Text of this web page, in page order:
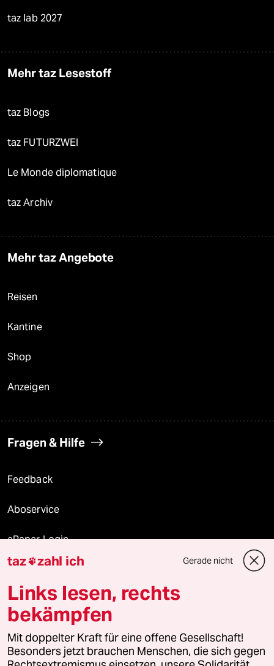
taz lab 2027
Mehr taz Lesestoff
taz Blogs
taz FUTURZWEI
Le Monde diplomatique
taz Archiv
Mehr taz Angebote
Reisen
Kantine
Shop
Anzeigen
Fragen & Hilfe
Feedback
Aboservice
ePaper Login
Downloads für Abonnierende
© 2026 taz Verlags und Vertriebs GmbH
Alle Rechte vorbehalten. Bei rechtlichen Fragen oder für Genehmigungen
wenden Sie sich bitte an
lizenzen@taz.de
taz zahl ich Gerade nicht
Links lesen, rechts
bekämpfen
Mit doppelter Kraft für eine offene Gesellschaft!
Besonders jetzt brauchen Menschen, die sich gegen